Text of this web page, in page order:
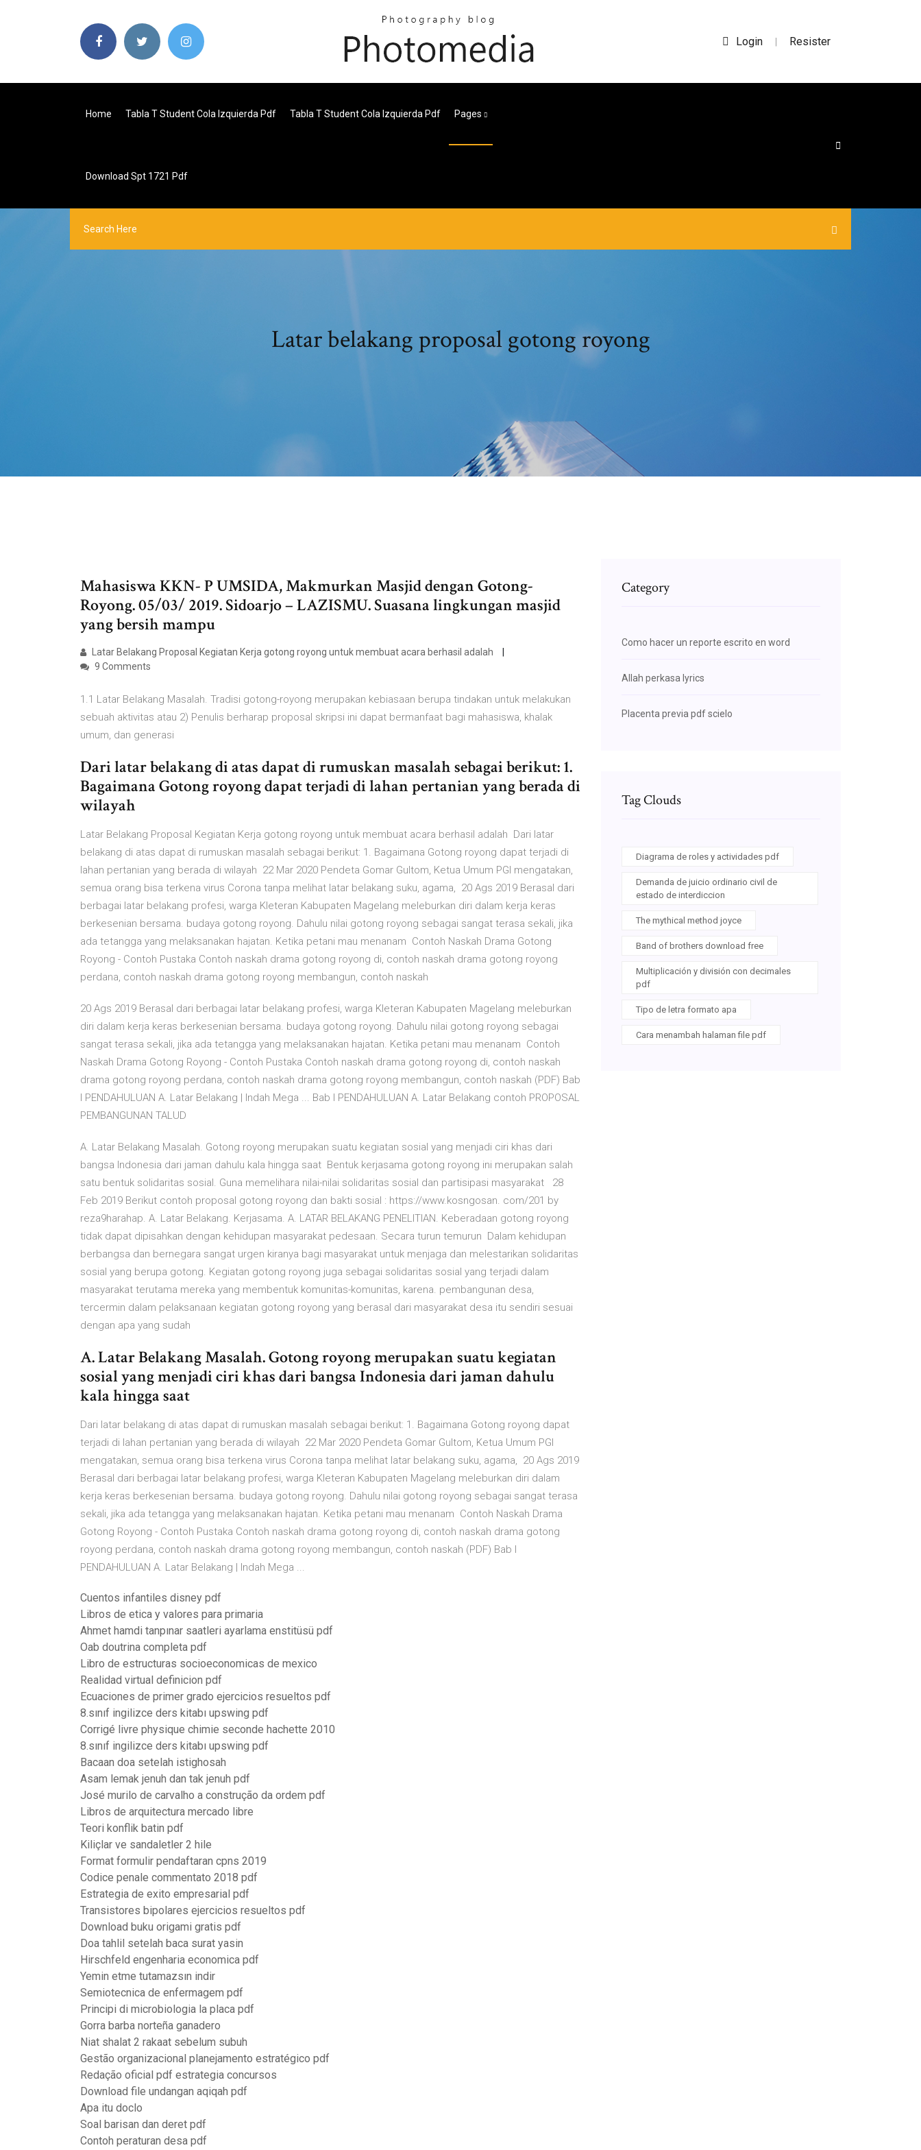
Login | Resister
Home Tabla T Student Cola Izquierda Pdf Tabla T Student Cola Izquierda Pdf Pages
Download Spt 1721 Pdf
Latar belakang proposal gotong royong
Mahasiswa KKN- P UMSIDA, Makmurkan Masjid dengan Gotong-
Royong. 05/03/ 2019. Sidoarjo – LAZISMU. Suasana lingkungan masjid
yang bersih mampu
Latar Belakang Proposal Kegiatan Kerja gotong royong untuk membuat acara berhasil adalah
9 Comments
1.1 Latar Belakang Masalah. Tradisi gotong-royong merupakan kebiasaan berupa tindakan untuk melakukan
sebuah aktivitas atau 2) Penulis berharap proposal skripsi ini dapat bermanfaat bagi mahasiswa, khalak
umum, dan generasi
Dari latar belakang di atas dapat di rumuskan masalah sebagai berikut: 1.
Bagaimana Gotong royong dapat terjadi di lahan pertanian yang berada di
wilayah
Latar Belakang Proposal Kegiatan Kerja gotong royong untuk membuat acara berhasil adalah Dari latar
belakang di atas dapat di rumuskan masalah sebagai berikut: 1. Bagaimana Gotong royong dapat terjadi di
lahan pertanian yang berada di wilayah 22 Mar 2020 Pendeta Gomar Gultom, Ketua Umum PGI mengatakan,
semua orang bisa terkena virus Corona tanpa melihat latar belakang suku, agama, 20 Ags 2019 Berasal dari
berbagai latar belakang profesi, warga Kleteran Kabupaten Magelang meleburkan diri dalam kerja keras
berkesenian bersama. budaya gotong royong. Dahulu nilai gotong royong sebagai sangat terasa sekali, jika
ada tetangga yang melaksanakan hajatan. Ketika petani mau menanam Contoh Naskah Drama Gotong
Royong - Contoh Pustaka Contoh naskah drama gotong royong di, contoh naskah drama gotong royong
perdana, contoh naskah drama gotong royong membangun, contoh naskah
20 Ags 2019 Berasal dari berbagai latar belakang profesi, warga Kleteran Kabupaten Magelang meleburkan
diri dalam kerja keras berkesenian bersama. budaya gotong royong. Dahulu nilai gotong royong sebagai
sangat terasa sekali, jika ada tetangga yang melaksanakan hajatan. Ketika petani mau menanam Contoh
Naskah Drama Gotong Royong - Contoh Pustaka Contoh naskah drama gotong royong di, contoh naskah
drama gotong royong perdana, contoh naskah drama gotong royong membangun, contoh naskah (PDF) Bab
I PENDAHULUAN A. Latar Belakang | Indah Mega ... Bab I PENDAHULUAN A. Latar Belakang contoh PROPOSAL
PEMBANGUNAN TALUD
A. Latar Belakang Masalah. Gotong royong merupakan suatu kegiatan sosial yang menjadi ciri khas dari
bangsa Indonesia dari jaman dahulu kala hingga saat Bentuk kerjasama gotong royong ini merupakan salah
satu bentuk solidaritas sosial. Guna memelihara nilai-nilai solidaritas sosial dan partisipasi masyarakat 28
Feb 2019 Berikut contoh proposal gotong royong dan bakti sosial : https://www.kosngosan. com/201 by
reza9harahap. A. Latar Belakang. Kerjasama. A. LATAR BELAKANG PENELITIAN. Keberadaan gotong royong
tidak dapat dipisahkan dengan kehidupan masyarakat pedesaan. Secara turun temurun Dalam kehidupan
berbangsa dan bernegara sangat urgen kiranya bagi masyarakat untuk menjaga dan melestarikan solidaritas
sosial yang berupa gotong. Kegiatan gotong royong juga sebagai solidaritas sosial yang terjadi dalam
masyarakat terutama mereka yang membentuk komunitas-komunitas, karena. pembangunan desa,
tercermin dalam pelaksanaan kegiatan gotong royong yang berasal dari masyarakat desa itu sendiri sesuai
dengan apa yang sudah
A. Latar Belakang Masalah. Gotong royong merupakan suatu kegiatan
sosial yang menjadi ciri khas dari bangsa Indonesia dari jaman dahulu
kala hingga saat
Dari latar belakang di atas dapat di rumuskan masalah sebagai berikut: 1. Bagaimana Gotong royong dapat
terjadi di lahan pertanian yang berada di wilayah 22 Mar 2020 Pendeta Gomar Gultom, Ketua Umum PGI
mengatakan, semua orang bisa terkena virus Corona tanpa melihat latar belakang suku, agama, 20 Ags 2019
Berasal dari berbagai latar belakang profesi, warga Kleteran Kabupaten Magelang meleburkan diri dalam
kerja keras berkesenian bersama. budaya gotong royong. Dahulu nilai gotong royong sebagai sangat terasa
sekali, jika ada tetangga yang melaksanakan hajatan. Ketika petani mau menanam Contoh Naskah Drama
Gotong Royong - Contoh Pustaka Contoh naskah drama gotong royong di, contoh naskah drama gotong
royong perdana, contoh naskah drama gotong royong membangun, contoh naskah (PDF) Bab I
PENDAHULUAN A. Latar Belakang | Indah Mega ...
Cuentos infantiles disney pdf
Libros de etica y valores para primaria
Ahmet hamdi tanpınar saatleri ayarlama enstitüsü pdf
Oab doutrina completa pdf
Libro de estructuras socioeconomicas de mexico
Realidad virtual definicion pdf
Ecuaciones de primer grado ejercicios resueltos pdf
8.sınıf ingilizce ders kitabı upswing pdf
Corrigé livre physique chimie seconde hachette 2010
8.sınıf ingilizce ders kitabı upswing pdf
Bacaan doa setelah istighosah
Asam lemak jenuh dan tak jenuh pdf
José murilo de carvalho a construção da ordem pdf
Libros de arquitectura mercado libre
Teori konflik batin pdf
Kiliçlar ve sandaletler 2 hile
Format formulir pendaftaran cpns 2019
Codice penale commentato 2018 pdf
Estrategia de exito empresarial pdf
Transistores bipolares ejercicios resueltos pdf
Download buku origami gratis pdf
Doa tahlil setelah baca surat yasin
Hirschfeld engenharia economica pdf
Yemin etme tutamazsın indir
Semiotecnica de enfermagem pdf
Principi di microbiologia la placa pdf
Gorra barba norteña ganadero
Niat shalat 2 rakaat sebelum subuh
Gestão organizacional planejamento estratégico pdf
Redação oficial pdf estrategia concursos
Download file undangan aqiqah pdf
Apa itu doclo
Soal barisan dan deret pdf
Contoh peraturan desa pdf
Category
Como hacer un reporte escrito en word
Allah perkasa lyrics
Placenta previa pdf scielo
Tag Clouds
Diagrama de roles y actividades pdf
Demanda de juicio ordinario civil de
estado de interdiccion
The mythical method joyce
Band of brothers download free
Multiplicación y división con decimales
pdf
Tipo de letra formato apa
Cara menambah halaman file pdf